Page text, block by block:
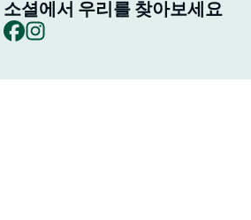
소셜에서 우리를 찾아보세요
Facebook